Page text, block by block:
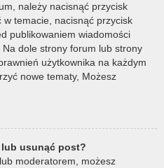
należy nacisnąć przycisk
w temacie, nacisnąć przycisk
publikowaniem wiadomości
dole strony forum lub strony
użytkownika na każdym
nowe tematy, Możesz
usunąć post?
moderatorem, możesz